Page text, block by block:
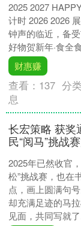
2025 2027
计时 2026 2026
钟声的临近，备
好物贺新年·食全
财惠赚
查看： 137 分
息
长宏策略 获奖
民“阅马”挑战
2025年已然收官
松”挑战赛，也在
点，画上圆满句
却充满足迹的马
见面，共同写就